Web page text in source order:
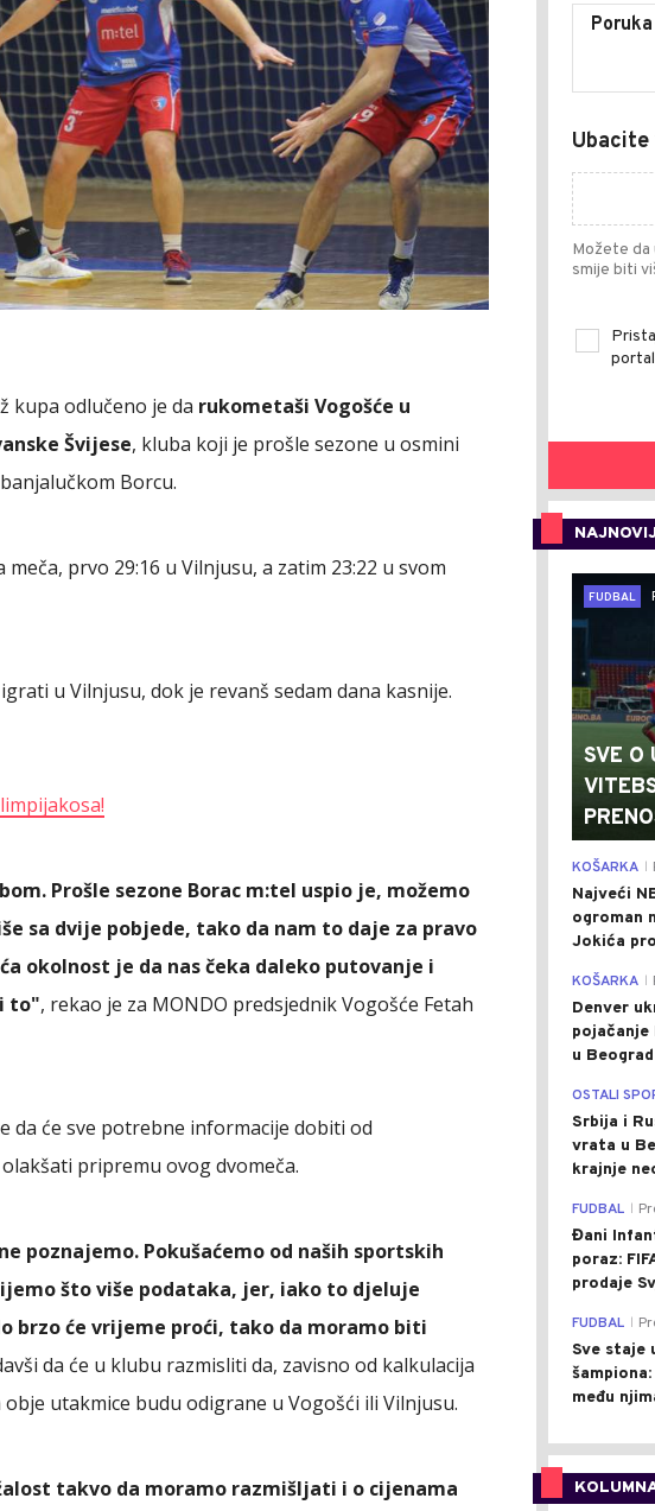
kupa odlučeno je da rukometaši Vogošće u
Švijese, kluba koji je prošle sezone u osmini
Borcu.
prvo 29:16 u Vilnjusu, a zatim 23:22 u svom
u Vilnjusu, dok je revanš sedam dana kasnije.
Prošle sezone Borac m:tel uspio je, možemo
sa dvije pobjede, tako da nam to daje za pravo
okolnost je da nas čeka daleko putovanje i
to", rekao je za MONDO predsjednik Vogošće Fetah
da će sve potrebne informacije dobiti od
pripremu ovog dvomeča.
poznajemo. Pokušaćemo od naših sportskih
što više podataka, jer, iako to djeluje
brzo će vrijeme proći, tako da moramo biti
da će u klubu razmisliti da, zavisno od kalkulacija
utakmice budu odigrane u Vogošći ili Vilnjusu.
takvo da moramo razmišljati i o cijenama
Možete
smije biti
FUDBAL
SVE O
KOŠARKA
Najveći
ogroman
Jokića
KOŠARKA
Denver
pojačanje
u
OSTALI
Srbija i
vrata u
krajnje
FUDBAL
Đani
poraz:
prodaje
FUDBAL
Sve staje
među